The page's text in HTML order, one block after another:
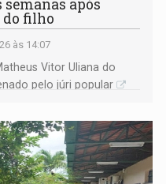
semanas após
do filho
às 14:07
Vitor Uliana do
pelo júri popular